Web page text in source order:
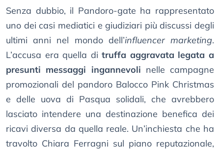
Senza dubbio, il Pandoro-gate ha rappresentato
uno dei casi mediatici e giudiziari più discussi degli
ultimi anni nel mondo dell’influencer marketing.
L’accusa era quella ditruffa aggravata legata a
presunti messaggi ingannevoli nelle campagne
promozionali del pandoro Balocco Pink Christmas
e delle uova di Pasqua solidali, che avrebbero
lasciato intendere una destinazione benefica dei
ricavi diversa da quella reale. Un’inchiesta che ha
travolto Chiara Ferragni sul piano reputazionale,